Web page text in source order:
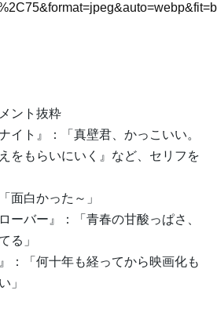
ント抜粋
ト』：「真壁君、かっこいい。
をもらいにいく』など、セリフを
面白かった～」
バー』：「青春の甘酸っぱさ、
る」
：「何十年も経ってから映画化も
」